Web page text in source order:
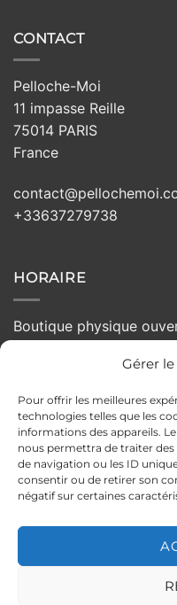
Gérer
Pour offrir les meilleures
technologies telles que les
informations des appareils.
nous permettra de traiter
de navigation ou les ID
consentir ou de retirer son
négatif sur certaines
CONTACT
Pelloche-Moi
11 impasse Reille
75014 PARIS
France
+33637279738
HORAIRE
Boutique physique
Mercredi : 10h - 19h
Jeudi :10h - 19h
Vendredi :10:00 - 19h
Samedi :10h - 19h
Dimanche :Fermé
CONDITIONS